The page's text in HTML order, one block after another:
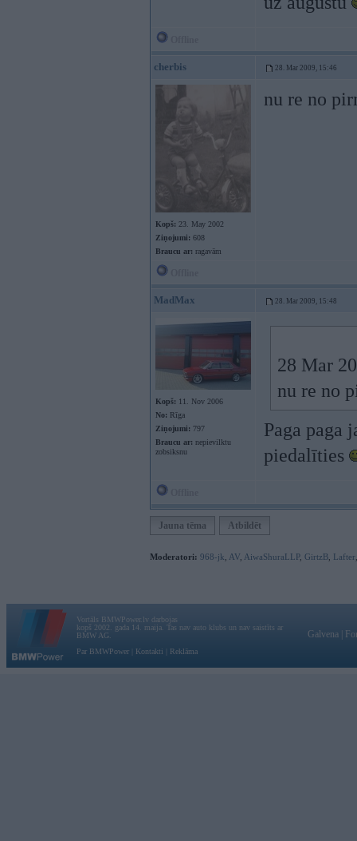
cherbis 28. Mar 2009, 15:46
Kopš: 23. May 2002
Ziņojumi: 608
Braucu ar: ragavām
nu re no
MadMax 28. Mar 2009, 15:48
Kopš: 11. Nov 2006
No: Rīga
Ziņojumi: 797
Braucu ar: nepievilktu
zobsiksnu
28 Mar
nu re no
Paga paga
piedalīties
Jauna tēma Atbildēt
Moderatori: 968-jk AV AiwaShuraLLP, GirtzB Lafter
Vortāls BMWPower.lv darbojas
kopš 2002. gada 14. maija. Tas nav auto klubs un nav saistīts ar
BMW AG.
Par BMWPower
Kontakti Reklāma
Galvena